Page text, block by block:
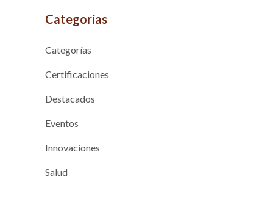
Categorías
Categorías
Certificaciones
Destacados
Eventos
Innovaciones
Salud